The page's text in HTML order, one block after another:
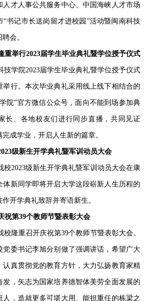
人才人事公共服务中心、中国海峡人才市场
“书记市长送岗留才进校园”活动暨闽南科技
会。
重举行2023届学生毕业典礼暨学位授予仪式
技学院2023届学生毕业典礼暨学位授予仪式
举行。本次毕业典礼采用线上线下相结合的
院”官方微信公众号，面向不能到场参加典
长、各地校友们进行同步直播，共同见证
成学业，开启人生新的篇章。
级新生开学典礼暨军训动员大会
校2023级新生开学典礼暨军训动员大会在康
体新同学即将开启大学这段崭新人生历程的
作开学典礼致辞并寄语新生。
祝第39个教师节暨表彰大会
校隆重召开庆祝第39个教师节暨表彰大会。
党委书记李旭分别做了强调讲话，希望广大
认真贯彻党的教育方针，大力弘扬教育家精
发，矢志为国家培养德智体美劳全面发展的
人，造就更多可堪大用、能担重任的栋梁之